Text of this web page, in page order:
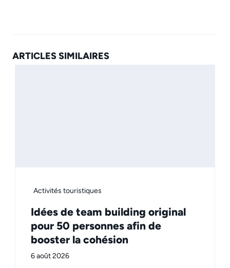
ARTICLES SIMILAIRES
Activités touristiques
Idées de team building original
pour 50 personnes afin de
booster la cohésion
6 août 2026